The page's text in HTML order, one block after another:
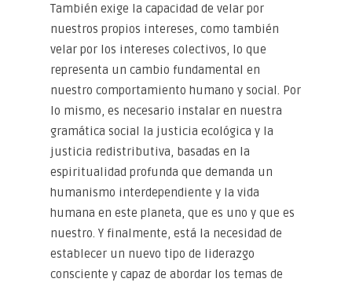
También exige la capacidad de velar por
nuestros propios intereses, como también
velar por los intereses colectivos, lo que
representa un cambio fundamental en
nuestro comportamiento humano y social. Por
lo mismo, es necesario instalar en nuestra
gramática social la justicia ecológica y la
justicia redistributiva, basadas en la
espiritualidad profunda que demanda un
humanismo interdependiente y la vida
humana en este planeta, que es uno y que es
nuestro. Y finalmente, está la necesidad de
establecer un nuevo tipo de liderazgo
consciente y capaz de abordar los temas de